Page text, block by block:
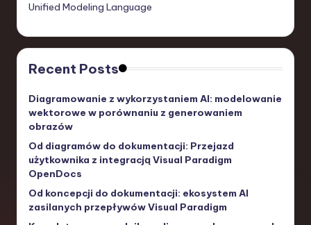
Unified Modeling Language
Recent Posts
Diagramowanie z wykorzystaniem AI: modelowanie
wektorowe w porównaniu z generowaniem
obrazów
Od diagramów do dokumentacji: Przejazd
użytkownika z integracją Visual Paradigm
OpenDocs
Od koncepcji do dokumentacji: ekosystem AI
zasilanych przepływów Visual Paradigm